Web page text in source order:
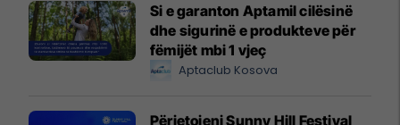
Si e garanton Aptamil cilësinë
dhe sigurinë e produkteve për
fëmijët mbi 1 vjeç
Aptaclub Kosova
Përjetojeni Sunny Hill Festival